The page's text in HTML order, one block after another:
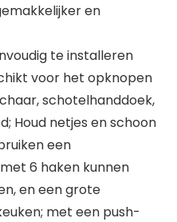
en
te installeren
voor het opknopen
schotelhanddoek,
Houd netjes en schoon
een
6 haken kunnen
en een grote
met een push-